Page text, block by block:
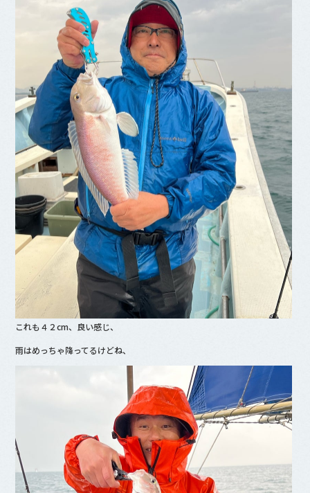
これも４２cm、良い感じ、
雨はめっちゃ降ってるけどね、